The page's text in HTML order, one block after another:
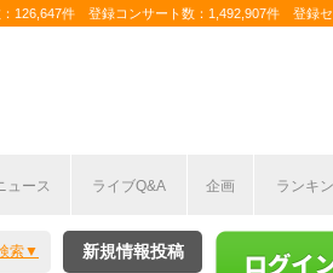
126,647件 登録コンサート数：1,492,907件 登録
ュース ライブQ&A 企画 ランキ
索 新規情報投稿